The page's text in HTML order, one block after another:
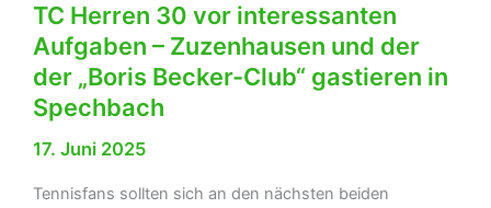
TC Herren 30 vor interessanten
Aufgaben – Zuzenhausen und der
der „Boris Becker-Club“ gastieren in
Spechbach
17. Juni 2025
Tennisfans sollten sich an den nächsten beiden